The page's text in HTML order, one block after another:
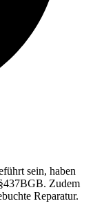
sein, haben
Zudem
Reparatur.